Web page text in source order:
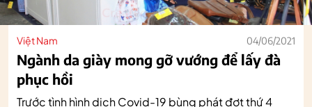
Việt Nam 04/06/2021
Ngành da giày mong gỡ vướng để lấy đà
phục hồi
Trước tình hình dịch Covid-19 bùng phát đợt thứ 4